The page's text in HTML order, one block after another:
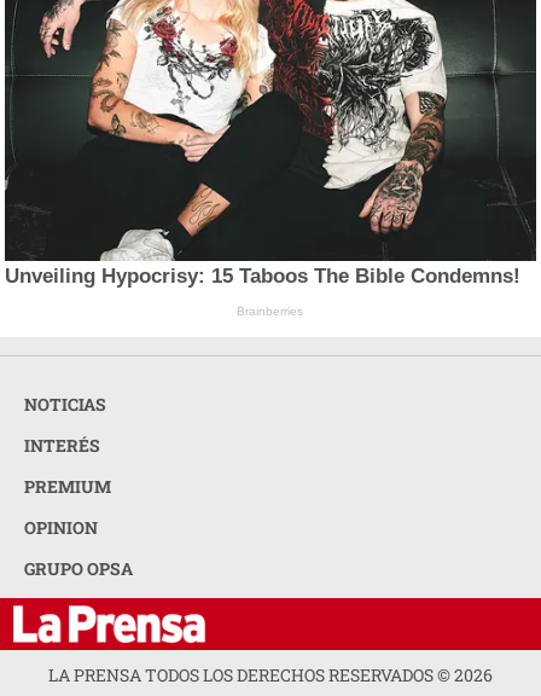
Unveiling Hypocrisy: 15 Taboos The Bible Condemns!
Brainberries
NOTICIAS
INTERÉS
PREMIUM
OPINION
GRUPO OPSA
LA PRENSA TODOS LOS DERECHOS RESERVADOS ©2026